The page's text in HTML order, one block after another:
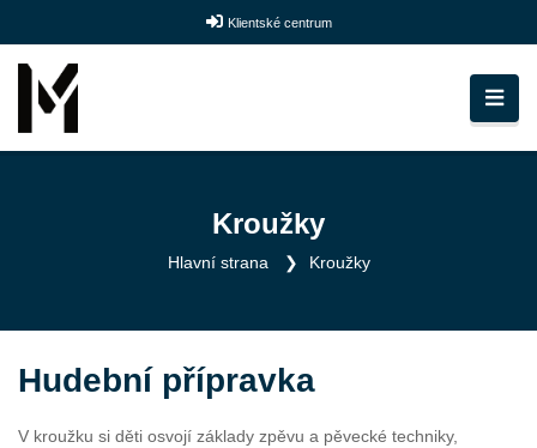
Klientské centrum
Kroužky
Hlavní strana Kroužky
Hudební přípravka
V kroužku si děti osvojí základy zpěvu a pěvecké techniky,